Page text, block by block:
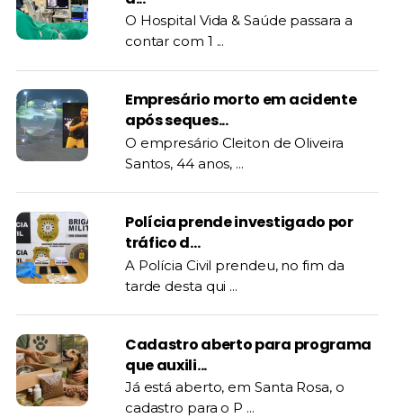
O Hospital Vida & Saúde passara a
contar com 1 ...
Empresário morto em acidente
após seques...
O empresário Cleiton de Oliveira
Santos, 44 anos, ...
Polícia prende investigado por
tráfico d...
A Polícia Civil prendeu, no fim da
tarde desta qui ...
Cadastro aberto para programa
que auxili...
Já está aberto, em Santa Rosa, o
cadastro para o P ...